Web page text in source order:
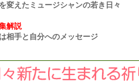
変えたミュージシャンの若き日々
解説
相手と自分へのメッセージ